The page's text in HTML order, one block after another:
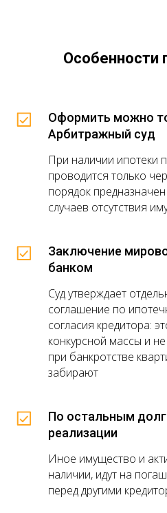
Особенности
Оформить можно
Арбитражный суд
При наличии ипотеки
проводится только
порядок
случаев отсутствия
Заключение
банком
Суд утверждает
соглашение по
согласия кредитора:
конкурсной массы и
при банкротстве
забирают
По остальным
реализации
Иное имущество и
наличии, идут на
перед другими